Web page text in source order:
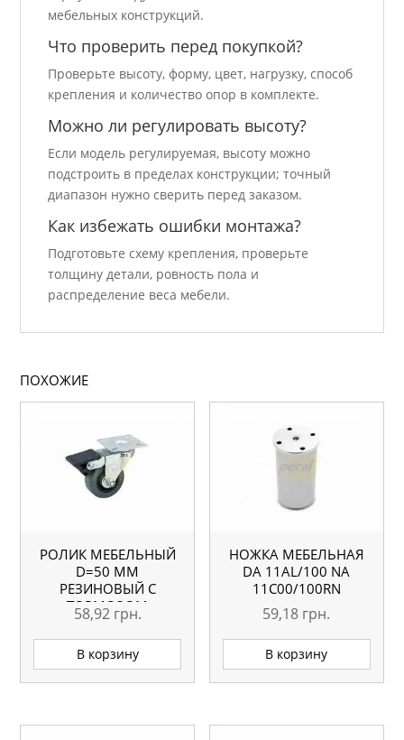
мебельных конструкций.
Что проверить перед покупкой?
Проверьте высоту, форму, цвет, нагрузку, способ
крепления и количество опор в комплекте.
Можно ли регулировать высоту?
Если модель регулируемая, высоту можно
подстроить в пределах конструкции; точный
диапазон нужно сверить перед заказом.
Как избежать ошибки монтажа?
Подготовьте схему крепления, проверьте
толщину детали, ровность пола и
распределение веса мебели.
ПОХОЖИЕ
РОЛИК МЕБЕЛЬНЫЙ
D=50 ММ
РЕЗИНОВЫЙ С
ТОРМОЗОМ
58,92 грн.
В корзину
НОЖКА МЕБЕЛЬНАЯ
DA 11AL/100 NA
11С00/100RN
59,18 грн.
В корзину